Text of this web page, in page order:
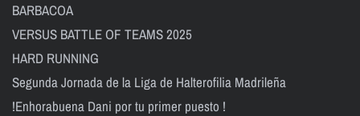
BARBACOA
VERSUS BATTLE OF TEAMS 2025
HARD RUNNING
Segunda Jornada de la Liga de Halterofilia Madrileña
!Enhorabuena Dani por tu primer puesto !